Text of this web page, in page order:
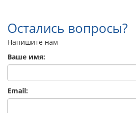
Остались вопросы?
Напишите нам
Ваше имя:
Email: